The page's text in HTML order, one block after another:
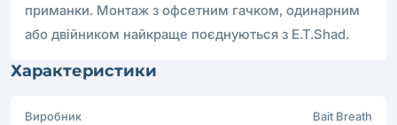
приманки. Монтаж з офсетним гачком, одинарним
або двійником найкраще поєднуються з E.T.Shad.
Характеристики
Виробник Bait Breath